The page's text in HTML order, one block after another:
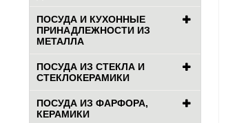
ПОСУДА И КУХОННЫЕ
ПРИНАДЛЕЖНОСТИ ИЗ
МЕТАЛЛА
ПОСУДА ИЗ СТЕКЛА И
СТЕКЛОКЕРАМИКИ
ПОСУДА ИЗ ФАРФОРА,
КЕРАМИКИ